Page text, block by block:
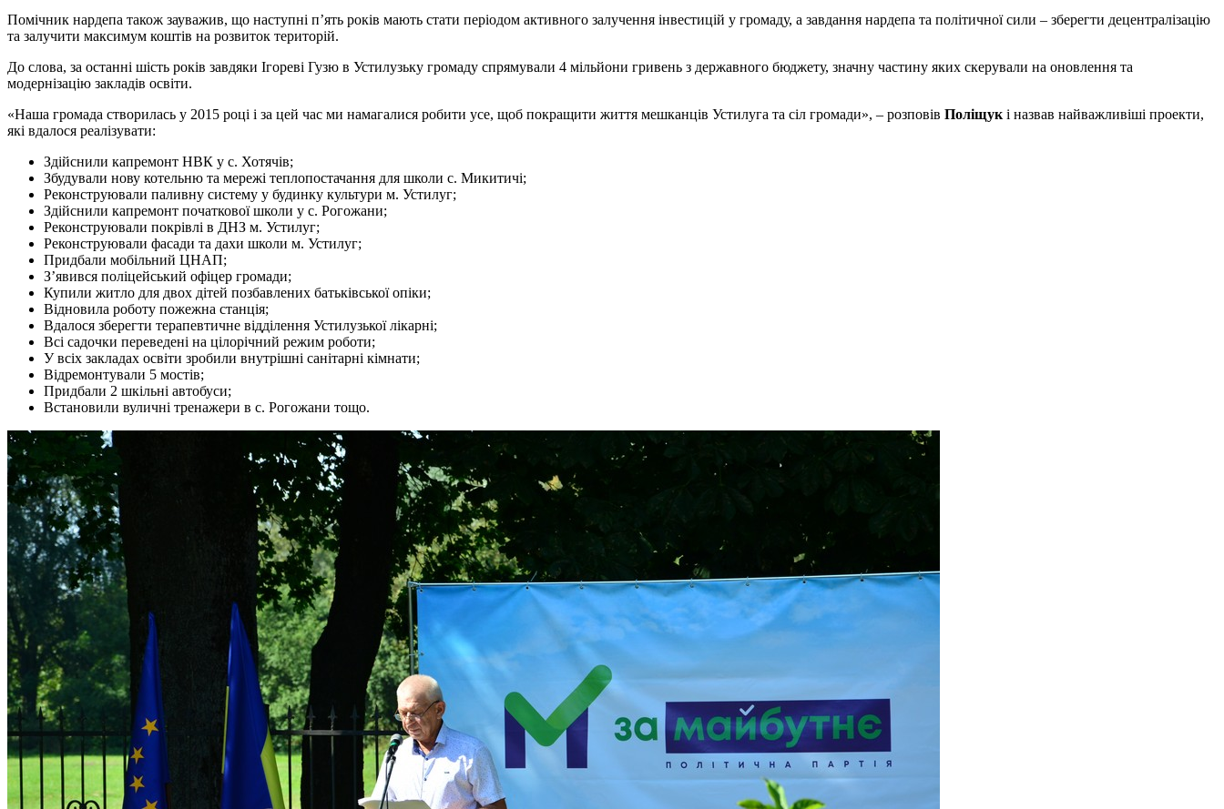
Помічник нардепа також зауважив, що наступні п’ять років мають стати періодом активного залучення інвестицій у громаду, а завдання нардепа та політичної сили – зберегти децентралізацію
та залучити максимум коштів на розвиток територій.
До слова, за останні шість років завдяки Ігореві Гузю в Устилузьку громаду спрямували 4 мільйони гривень з державного бюджету, значну частину яких скерували на оновлення та
модернізацію закладів освіти.
«Наша громада створилась у 2015 році і за цей час ми намагалися робити усе, щоб покращити життя мешканців Устилуга та сіл громади», – розповів Поліщук і назвав найважливіші проекти,
які вдалося реалізувати:
Здійснили капремонт НВК у с. Хотячів;
Збудували нову котельню та мережі теплопостачання для школи с. Микитичі;
Реконструювали паливну систему у будинку культури м. Устилуг;
Здійснили капремонт початкової школи у с. Рогожани;
Реконструювали покрівлі в ДНЗ м. Устилуг;
Реконструювали фасади та дахи школи м. Устилуг;
Придбали мобільний ЦНАП;
З’явився поліцейський офіцер громади;
Купили житло для двох дітей позбавлених батьківської опіки;
Відновила роботу пожежна станція;
Вдалося зберегти терапевтичне відділення Устилузької лікарні;
Всі садочки переведені на цілорічний режим роботи;
У всіх закладах освіти зробили внутрішні санітарні кімнати;
Відремонтували 5 мостів;
Придбали 2 шкільні автобуси;
Встановили вуличні тренажери в с. Рогожани тощо.